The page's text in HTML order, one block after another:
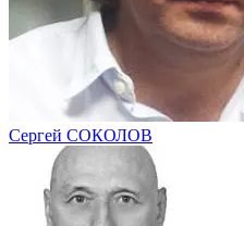
Сергей СОКОЛОВ